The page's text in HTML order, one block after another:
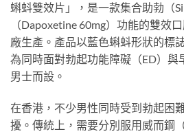
蝌蚪雙效片」，是一款集合助勃（
（Dapoxetine 60mg）功能的雙效
廠生產。產品以藍色蝌蚪形狀的標
為同時面對勃起功能障礙（ED）與
男士而設。
在香港，不少男性同時受到勃起困
擾。傳統上，需要分別服用威而鋼